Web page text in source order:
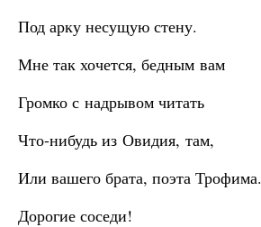
Под арку несущую стену.
Мне так хочется, бедным вам
Громко с надрывом читать
Что-нибудь из Овидия, там,
Или вашего брата, поэта Трофима.
Дорогие соседи!